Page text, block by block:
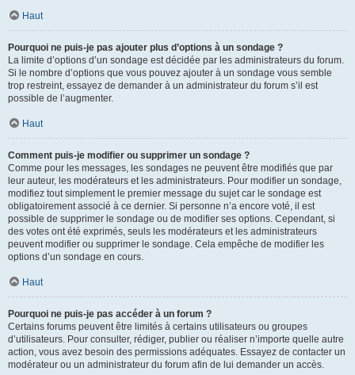
Haut
Pourquoi ne puis-je pas ajouter plus d’options à un sondage ?
La limite d’options d’un sondage est décidée par les administrateurs du forum.
Si le nombre d’options que vous pouvez ajouter à un sondage vous semble
trop restreint, essayez de demander à un administrateur du forum s’il est
possible de l’augmenter.
Haut
Comment puis-je modifier ou supprimer un sondage ?
Comme pour les messages, les sondages ne peuvent être modifiés que par
leur auteur, les modérateurs et les administrateurs. Pour modifier un sondage,
modifiez tout simplement le premier message du sujet car le sondage est
obligatoirement associé à ce dernier. Si personne n’a encore voté, il est
possible de supprimer le sondage ou de modifier ses options. Cependant, si
des votes ont été exprimés, seuls les modérateurs et les administrateurs
peuvent modifier ou supprimer le sondage. Cela empêche de modifier les
options d’un sondage en cours.
Haut
Pourquoi ne puis-je pas accéder à un forum ?
Certains forums peuvent être limités à certains utilisateurs ou groupes
d’utilisateurs. Pour consulter, rédiger, publier ou réaliser n’importe quelle autre
action, vous avez besoin des permissions adéquates. Essayez de contacter un
modérateur ou un administrateur du forum afin de lui demander un accès.